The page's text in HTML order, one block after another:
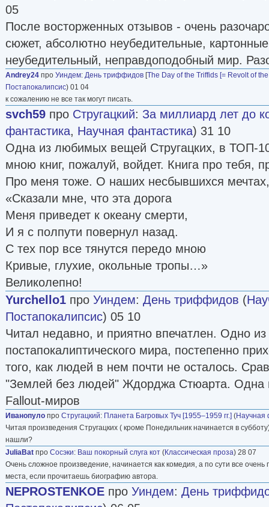
05
После восторженных отзывов - очень
сюжет, абсолютно неубедительные,
неубедительный, неправдоподобный мир.
Andrey24 про Уиндем: День триффидов [The Day of the Triffids [= Revolt of
Постапокалипсис) 01 04
к сожалению не все так могут писать.
svch59 про Стругацкий: За миллиард лет до
фантастика, Научная фантастика) 31 10
Одна из любимых вещей Стругацких, в ТОП-
мною книг, пожалуй, войдет. Книга про тебя,
Про меня тоже. О наших несбывшихся
«Сказали мне, что эта дорога
Меня приведет к океану смерти,
И я с полпути повернул назад.
С тех пор все тянутся передо мною
Кривые, глухие, окольные тропы…»
Великолепно!
Yurchello1 про Уиндем: День триффидов (
Постапокалипсис) 05 10
Читал недавно, и приятно впечатлен. Одно
постапокалиптического мира, постепенно
того, как людей в нем почти не осталось.
"Землей без людей" Ждорджа Стюарта. Одна
Fallout-миров
Иванопуло про Стругацкий: Планета Багровых Туч [1955–1959 гг.] (Научная
Читая произведения Стругацких ( кроме Понедильник начинается в
нашли?
JuliaBat про Сосэки: Ваш покорный слуга кот (Классическая проза) 28 07
Очень сложное произведение, начинается как комедия, а по сути все очень
места, если прочитаешь биографию автора.
NEPROSTENKOE про Уиндем: День